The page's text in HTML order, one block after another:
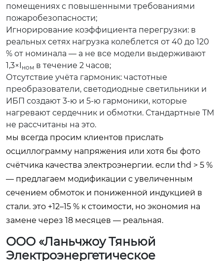
помещениях с повышенными требованиями
пожаробезопасности;
Игнорирование коэффициента перегрузки: в
реальных сетях нагрузка колеблется от 40 до 120
% от номинала — а не все модели выдерживают
1,3×I ном в течение 2 часов;
Отсутствие учёта гармоник: частотные
преобразователи, светодиодные светильники и
ИБП создают 3-ю и 5-ю гармоники, которые
нагревают сердечник и обмотки. Стандартные ТМ
не рассчитаны на это.
мы всегда просим клиентов прислать
осциллограмму напряжения или хотя бы фото
счётчика качества электроэнергии. если thd > 5 %
— предлагаем модификации с увеличенным
сечением обмоток и пониженной индукцией в
стали. это +12–15 % к стоимости, но экономия на
замене через 18 месяцев — реальная.
ООО «Ланьчжоу Тяньюй
Электроэнергетическое